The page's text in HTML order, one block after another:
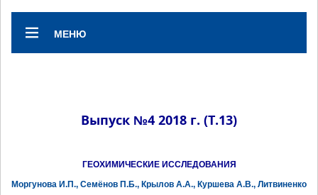
МЕНЮ
Выпуск №4 2018 г. (Т.13)
ГЕОХИМИЧЕСКИЕ ИССЛЕДОВАНИЯ
Моргунова И.П., Семёнов П.Б., Крылов А.А., Куршева А.В., Литвиненко